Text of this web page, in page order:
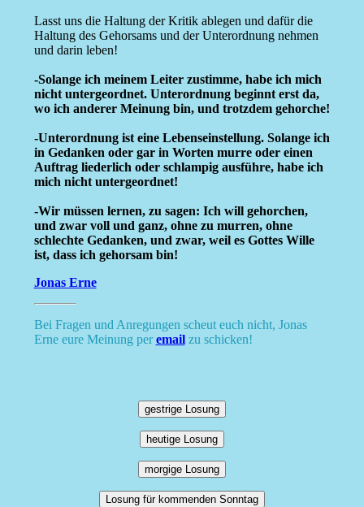
Lasst uns die Haltung der Kritik ablegen und dafür die
Haltung des Gehorsams und der Unterordnung nehmen
und darin leben!
-Solange ich meinem Leiter zustimme, habe ich mich
nicht untergeordnet. Unterordnung beginnt erst da,
wo ich anderer Meinung bin, und trotzdem gehorche!
-Unterordnung ist eine Lebenseinstellung. Solange ich
in Gedanken oder gar in Worten murre oder einen
Auftrag liederlich oder schlampig ausführe, habe ich
mich nicht untergeordnet!
-Wir müssen lernen, zu sagen: Ich will gehorchen,
und zwar voll und ganz, ohne zu murren, ohne
schlechte Gedanken, und zwar, weil es Gottes Wille
ist, dass ich gehorsam bin!
Jonas Erne
Bei Fragen und Anregungen scheut euch nicht, Jonas
Erne eure Meinung peremailzu schicken!
gestrige Losung
heutige Losung
morgige Losung
Losung für kommenden Sonntag